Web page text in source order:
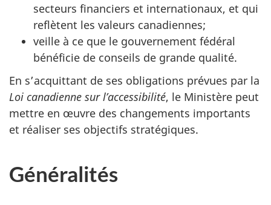
secteurs financiers et internationaux, et qui
reflètent les valeurs canadiennes;
veille à ce que le gouvernement fédéral
bénéficie de conseils de grande qualité.
En s’acquittant de ses obligations prévues par la
Loi canadienne sur l’accessibilité, le Ministère peut
mettre en œuvre des changements importants
et réaliser ses objectifs stratégiques.
Généralités